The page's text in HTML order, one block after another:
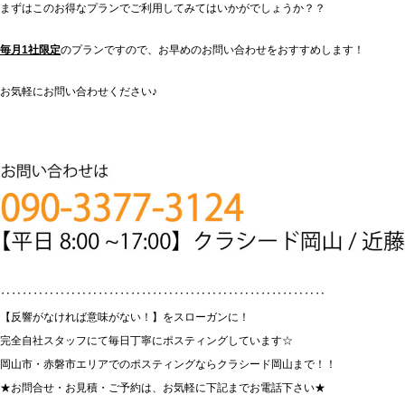
まずはこのお得なプランでご利用してみてはいかがでしょうか？？
毎月1社限定のプランですので、お早めのお問い合わせをおすすめします！
お気軽にお問い合わせください♪
‥‥‥‥‥‥‥‥‥‥‥‥‥‥‥‥‥‥‥‥‥‥‥‥‥‥‥‥‥‥
【反響がなければ意味がない！】をスローガンに！
完全自社スタッフにて毎日丁寧にポスティングしています☆
岡山市・赤磐市エリアでのポスティングならクラシード岡山まで！！
★お問合せ・お見積・ご予約は、お気軽に下記までお電話下さい★